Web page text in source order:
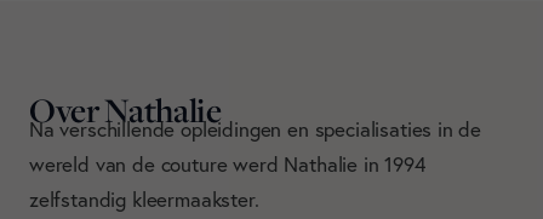
Over Nathalie
Na verschillende opleidingen en specialisaties in de
wereld van de couture werd Nathalie in 1994
zelfstandig kleermaakster.